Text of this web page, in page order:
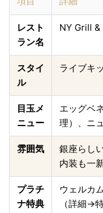
レスト
ラン名
NY Grill &
スタイ
ル
ライブキ
目玉メ
ニュー
エッグベ
理）、ニ
雰囲気
銀座らし
内装も一
プラチ
ナ特典
ウェルカ
（詳細→